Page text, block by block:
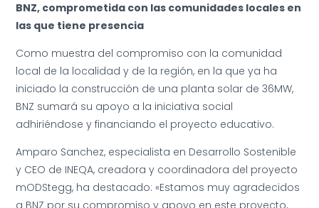
BNZ, comprometida con las comunidades locales en
las que tiene presencia
Como muestra del compromiso con la comunidad
local de la localidad y de la región, en la que ya ha
iniciado la construcción de una planta solar de 36MW,
BNZ sumará su apoyo a la iniciativa social
adhiriéndose y financiando el proyecto educativo.
Amparo Sanchez, especialista en Desarrollo Sostenible
y CEO de INEQA, creadora y coordinadora del proyecto
mODStegg, ha destacado: «Estamos muy agradecidos
a BNZ por su compromiso y apoyo en este proyecto,